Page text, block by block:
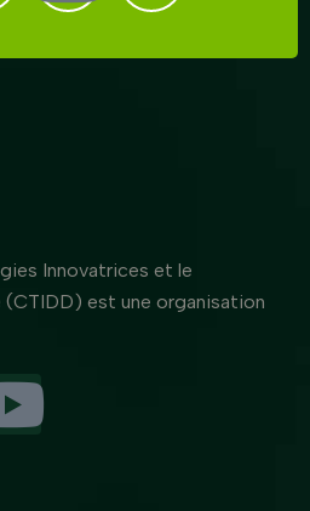
Innovatrices et le
(CTIDD) est une organisation